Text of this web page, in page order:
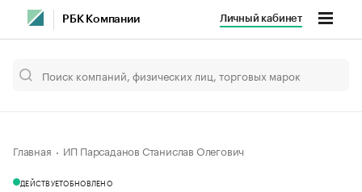
РБК Компании Личный кабинет
Главная ИП Парсаданов Станислав Олегович
ДЕЙСТВУЕТОБНОВЛЕНО